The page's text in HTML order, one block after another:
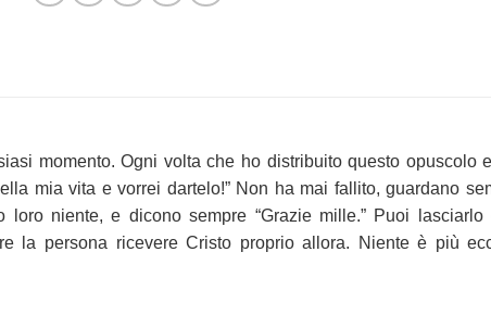
momento. Ogni volta che ho distribuito questo opuscolo
mia vita e vorrei dartelo!” Non ha mai fallito, guardano
niente, e dicono sempre “Grazie mille.” Puoi lasciarlo
la persona ricevere Cristo proprio allora. Niente è più